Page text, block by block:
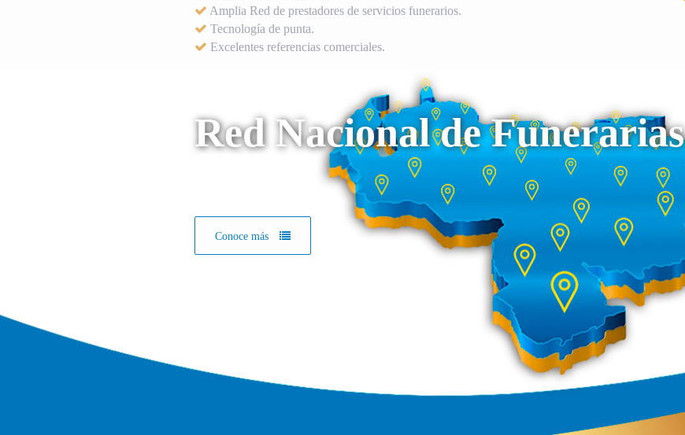
Amplia Red de prestadores de servicios funerarios.
Tecnología de punta.
Excelentes referencias comerciales.
Red Nacional de Funerarias
Conoce más